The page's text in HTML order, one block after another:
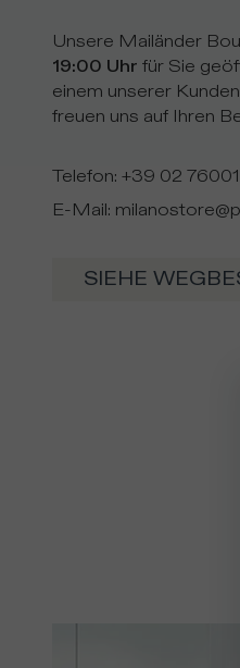
Unsere Mailänder
19:00 Uhr für Sie
einem unserer
freuen uns auf Ihren
Telefon: +39 02
E-Mail:
SIEHE